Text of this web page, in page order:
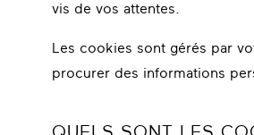
vis de vos attentes.
Les cookies sont gérés par
procurer des informations